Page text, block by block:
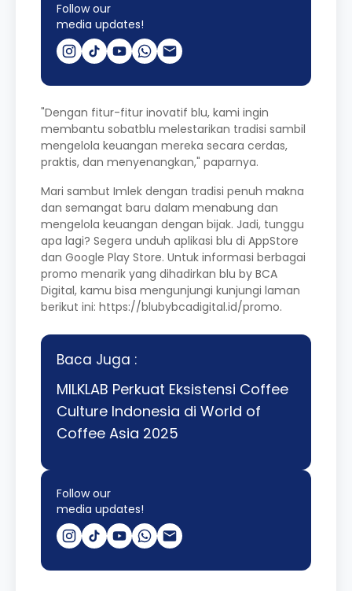
Follow our
media updates!
"Dengan fitur-fitur inovatif blu, kami ingin
membantu sobatblu melestarikan tradisi sambil
mengelola keuangan mereka secara cerdas,
praktis, dan menyenangkan," paparnya.
Mari sambut Imlek dengan tradisi penuh makna
dan semangat baru dalam menabung dan
mengelola keuangan dengan bijak. Jadi, tunggu
apa lagi? Segera unduh aplikasi blu di AppStore
dan Google Play Store. Untuk informasi berbagai
promo menarik yang dihadirkan blu by BCA
Digital, kamu bisa mengunjungi kunjungi laman
berikut ini: https://blubybcadigital.id/promo.
Baca Juga :
MILKLAB Perkuat Eksistensi Coffee
Culture Indonesia di World of
Coffee Asia 2025
Follow our
media updates!